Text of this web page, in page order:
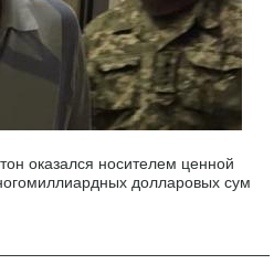
оказался носителем ценной
долларовых сум